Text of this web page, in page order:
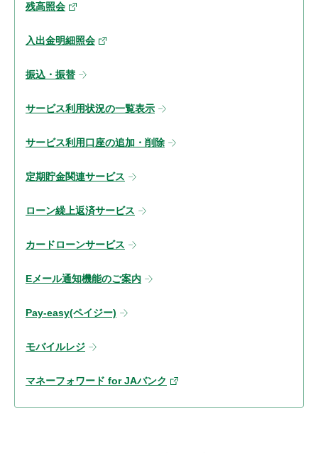
残高照会
入出金明細照会
振込・振替
サービス利用状況の一覧表示
サービス利用口座の追加・削除
定期貯金関連サービス
ローン繰上返済サービス
カードローンサービス
Eメール通知機能のご案内
Pay-easy(ペイジー)
モバイルレジ
マネーフォワード for JAバンク